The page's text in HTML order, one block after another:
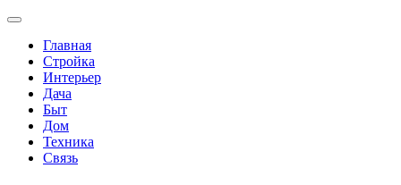
Главная
Стройка
Интерьер
Дача
Быт
Дом
Техника
Связь